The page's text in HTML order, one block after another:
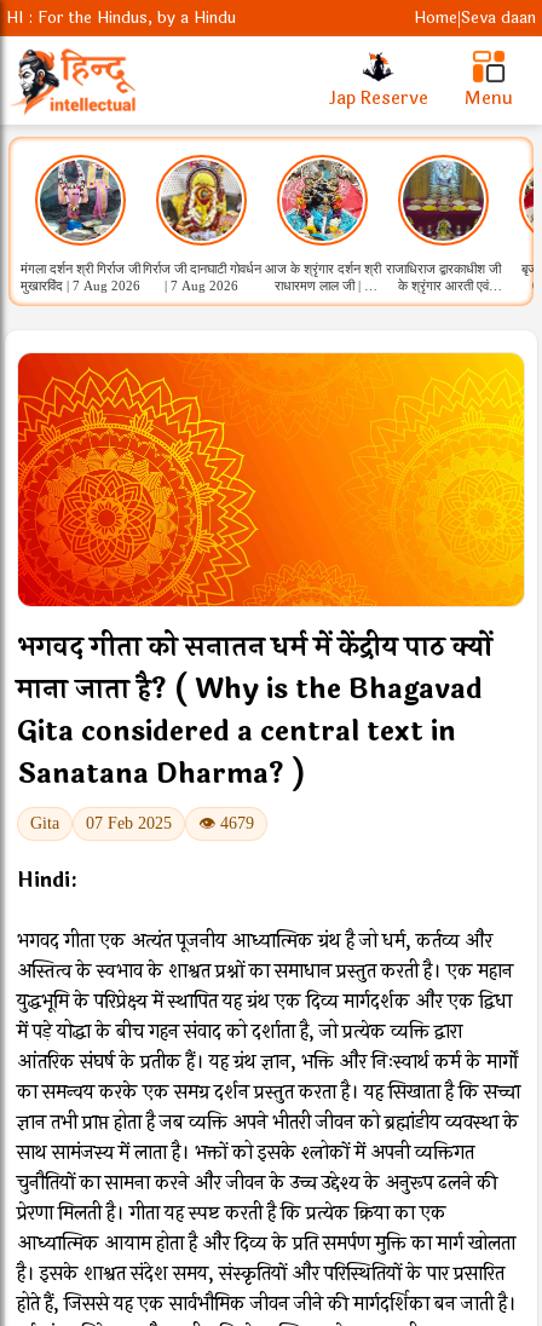
HI : For the Hindus, by a Hindu Home|Seva daan
Jap Reserve Menu
मंगला दर्शन श्री गिर्राज जी
मुखारविंद | 7 Aug 2026
गिर्राज जी दानघाटी गोवर्धन
| 7 Aug 2026
आज के श्रृंगार दर्शन श्री
राधारमण लाल जी | 7
Aug 2026
राजाधिराज द्वारकाधीश जी
के श्रृंगार आरती एवं
कुंडला भोग दर्शन
भगवद गीता को सनातन धर्म में केंद्रीय पाठ क्यों
माना जाता है? ( Why is the Bhagavad
Gita considered a central text in
Sanatana Dharma? )
Gita 07 Feb 2025 👁 4679
Hindi:
भगवद गीता एक अत्यंत पूजनीय आध्यात्मिक ग्रंथ है जो धर्म, कर्तव्य और
अस्तित्व के स्वभाव के शाश्वत प्रश्नों का समाधान प्रस्तुत करती है। एक महान
युद्धभूमि के परिप्रेक्ष्य में स्थापित यह ग्रंथ एक दिव्य मार्गदर्शक और एक द्विधा
में पड़े योद्धा के बीच गहन संवाद को दर्शाता है, जो प्रत्येक व्यक्ति द्वारा
आंतरिक संघर्ष के प्रतीक हैं। यह ग्रंथ ज्ञान, भक्ति और निःस्वार्थ कर्म के मार्गों
का समन्वय करके एक समग्र दर्शन प्रस्तुत करता है। यह सिखाता है कि सच्चा
ज्ञान तभी प्राप्त होता है जब व्यक्ति अपने भीतरी जीवन को ब्रह्मांडीय व्यवस्था के
साथ सामंजस्य में लाता है। भक्तों को इसके श्लोकों में अपनी व्यक्तिगत
चुनौतियों का सामना करने और जीवन के उच्च उद्देश्य के अनुरूप ढलने की
प्रेरणा मिलती है। गीता यह स्पष्ट करती है कि प्रत्येक क्रिया का एक
आध्यात्मिक आयाम होता है और दिव्य के प्रति समर्पण मुक्ति का मार्ग खोलता
है। इसके शाश्वत संदेश समय, संस्कृतियों और परिस्थितियों के पार प्रसारित
होते हैं, जिससे यह एक सार्वभौमिक जीवन जीने की मार्गदर्शिका बन जाती है।